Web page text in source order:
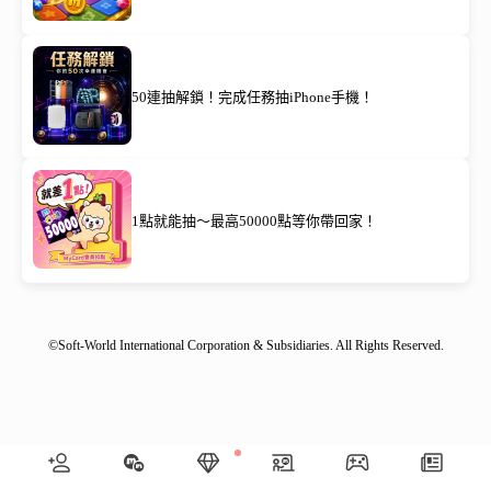
50連抽解鎖！完成任務抽iPhone手機！
1點就能抽～最高50000點等你帶回家！
©Soft-World International Corporation & Subsidiaries. All Rights Reserved.